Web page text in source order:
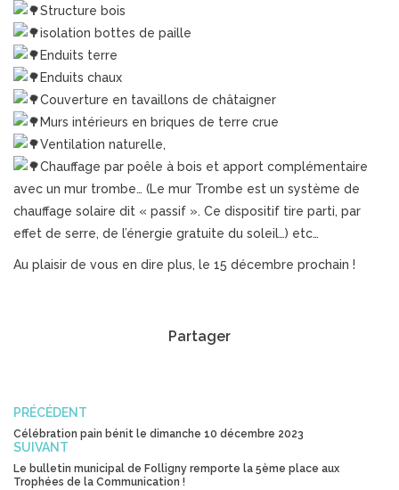
Structure bois
isolation bottes de paille
Enduits terre
Enduits chaux
Couverture en tavaillons de châtaigner
Murs intérieurs en briques de terre crue
Ventilation naturelle,
Chauffage par poêle à bois et apport complémentaire
avec un mur trombe… (Le mur Trombe est un système de
chauffage solaire dit « passif ». Ce dispositif tire parti, par
effet de serre, de l’énergie gratuite du soleil…) etc…
Au plaisir de vous en dire plus, le 15 décembre prochain !
Partager
PRÉCÉDENT
Célébration pain bénit le dimanche 10 décembre 2023
SUIVANT
Le bulletin municipal de Folligny remporte la 5ème place aux
Trophées de la Communication !